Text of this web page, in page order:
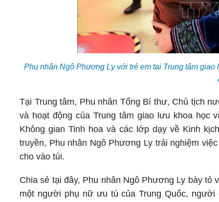
Phu nhân Ngô Phương Ly với trẻ em tại Trung tâm
Tại Trung tâm, Phu nhân Tổng Bí thư, Chủ tịch
và hoạt động của Trung tâm giao lưu khoa học
Không gian Tinh hoa và các lớp dạy về Kinh
truyền, Phu nhân Ngô Phương Ly trải nghiệm
cho vào túi.
Chia sẻ tại đây, Phu nhân Ngô Phương Ly bày tỏ
một người phụ nữ ưu tú của Trung Quốc,